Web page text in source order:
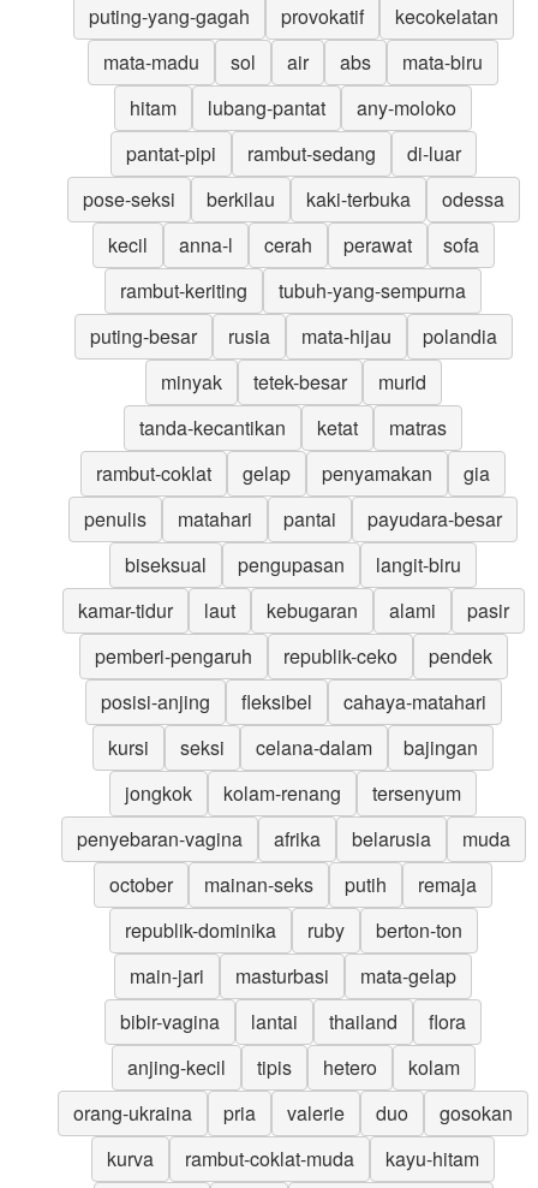
puting-yang-gagah
provokatif
kecokelatan
mata-madu
sol air abs
mata-biru
hitam
lubang-pantat
any-moloko
pantat-pipi
rambut-sedang
di-luar
pose-seksi
berkilau kaki-terbuka
odessa
kecil
anna-l cerah perawat
sofa
rambut-keriting
tubuh-yang-sempurna
puting-besar
rusia mata-hijau
polandia
minyak
tetek-besar
murid
tanda-kecantikan
ketat
matras
rambut-coklat
gelap penyamakan
gia
penulis
matahari pantai
payudara-besar
biseksual
pengupasan
langit-biru
kamar-tidur
laut kebugaran alami
pasir
pemberi-pengaruh
republik-ceko
pendek
posisi-anjing
fleksibel
cahaya-matahari
kursi
seksi celana-dalam
bajingan
jongkok
kolam-renang
tersenyum
penyebaran-vagina
afrika belarusia
muda
october
mainan-seks putih
remaja
republik-dominika
ruby
berton-ton
main-jari
masturbasi
mata-gelap
bibir-vagina
lantai thailand
flora
anjing-kecil
tipis hetero
kolam
orang-ukraina
pria valerie duo
gosokan
kurva
rambut-coklat-muda
kayu-hitam